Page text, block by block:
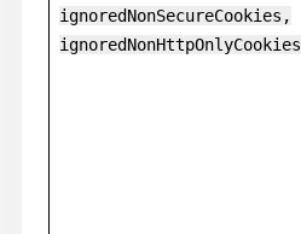
ignoredNonSecureCookies,
ignoredNonHttpOnlyCookies